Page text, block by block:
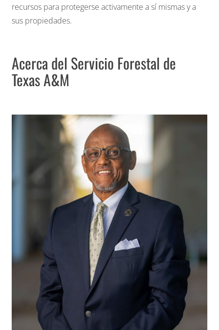
recursos para protegerse activamente a sí mismas y a
sus propiedades.
Acerca del Servicio Forestal de
Texas A&M